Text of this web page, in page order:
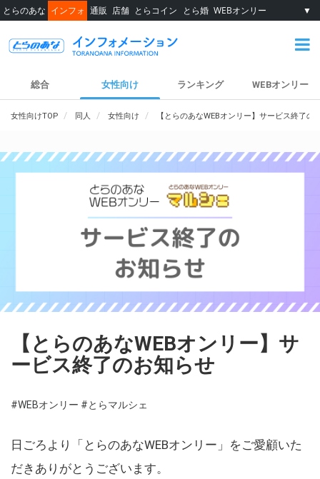
とらのあな インフォ 通販 店舗 とらコイン とら婚 WEBオンリー ▼
総合 女性向け ランキング WEBオンリー
女性向けTOP 同人 女性向け 【とらのあなWEBオンリー】サービス終了の
【とらのあなWEBオンリー】サ
ービス終了のお知らせ
#WEBオンリー #とらマルシェ
日ごろより「とらのあなWEBオンリー」をご愛顧いた
だきありがとうございます。